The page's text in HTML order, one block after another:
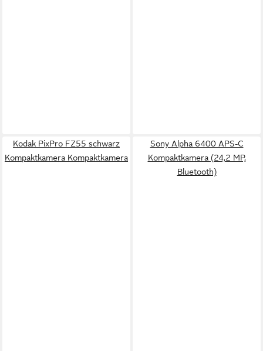
Kodak PixPro FZ55 schwarz
Kompaktkamera Kompaktkamera
Sony Alpha 6400 APS-C
Kompaktkamera (24,2 MP,
Bluetooth)